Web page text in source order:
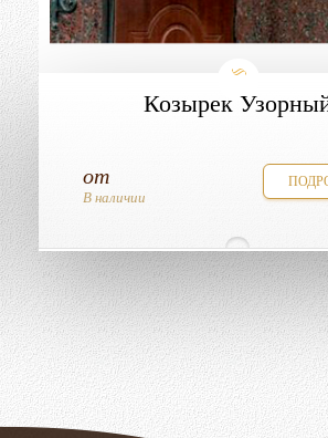
Козырек
от
В наличии